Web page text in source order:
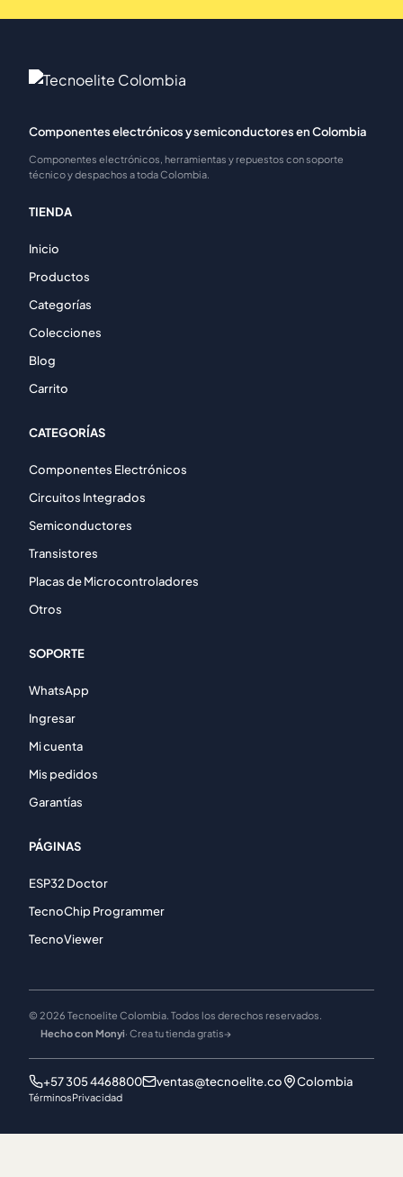
Componentes electrónicos y semiconductores en Colombia
Componentes electrónicos, herramientas y repuestos con soporte
técnico y despachos a toda Colombia.
TIENDA
Inicio
Productos
Categorías
Colecciones
Blog
Carrito
CATEGORÍAS
Componentes Electrónicos
Circuitos Integrados
Semiconductores
Transistores
Placas de Microcontroladores
Otros
SOPORTE
WhatsApp
Ingresar
Mi cuenta
Mis pedidos
Garantías
PÁGINAS
ESP32 Doctor
TecnoChip Programmer
TecnoViewer
© 2026 Tecnoelite Colombia. Todos los derechos reservados.
Hecho con Monyi· Crea tu tienda gratis→
+57 305 4468800 ventas@tecnoelite.co Colombia
TérminosPrivacidad